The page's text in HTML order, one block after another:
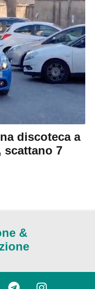
discoteca a
scattano 7
&